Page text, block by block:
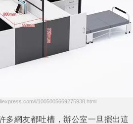
i/1005005669275938.html
多網友都吐槽，辦公室一旦擺出這